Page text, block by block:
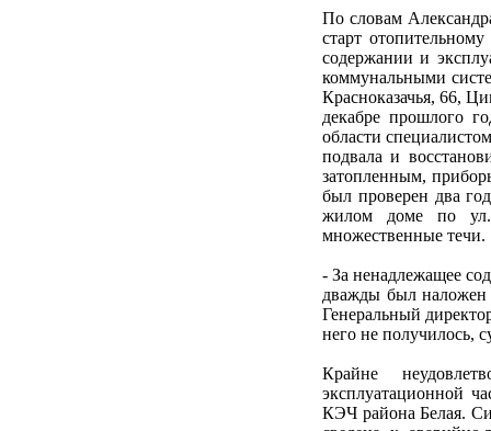
По словам
старт
содержании и
коммунальными
Красноказачья, 66,
декабре прошлого
области
подвала и
затопленным,
был проверен два
жилом доме по ул.
множественные течи.
- За ненадлежащее
дважды был наложен
Генеральный
него не получилось,
Крайне
эксплуатационной
КЭЧ района Белая.